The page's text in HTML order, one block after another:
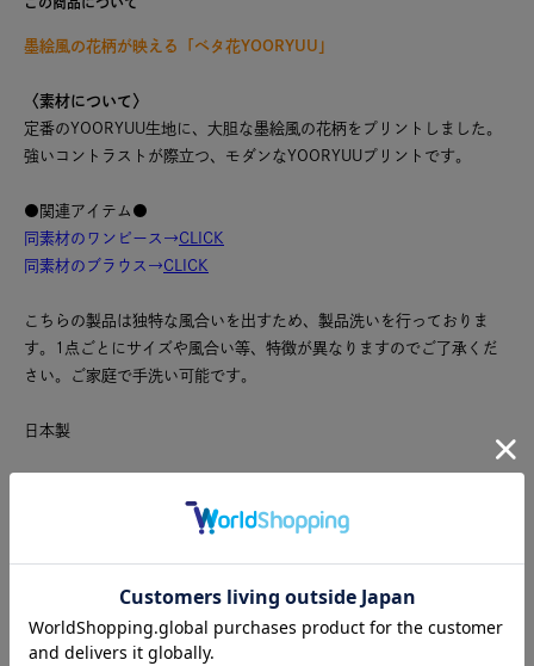
墨絵風の花柄が映える「ベタ花YOORYUU」
〈素材について〉
定番のYOORYUU生地に、大胆な墨絵風の花柄をプリントしました。
強いコントラストが際立つ、モダンなYOORYUUプリントです。
●関連アイテム●
同素材のワンピース→CLICK
同素材のブラウス→CLICK
こちらの製品は独特な風合いを出すため、製品洗いを行っておりま
す。1点ごとにサイズや風合い等、特徴が異なりますのでご了承くだ
さい。ご家庭で手洗い可能です。
日本製
あらかじめご了承の上、ご注文くださいますようお願いいたします。
また、こちらの商品はポイントご利用対象外となります。